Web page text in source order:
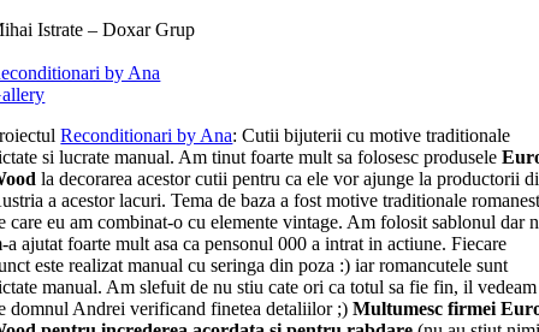
Istrate – Doxar Grup
by Ana
Reconditionari by Ana: Cutii bijuterii cu motive traditionale
si lucrate manual. Am tinut foarte mult sa folosesc produsele
la decorarea acestor cutii pentru ca ele vor ajunge la productorii
a acestor lacuri. Tema de baza a fost motive traditionale
care eu am combinat-o cu elemente vintage. Am folosit sablonul dar
a ajutat foarte mult asa ca pensonul 000 a intrat in actiune. Fiecare
este realizat manual cu seringa din poza :) iar romancutele sunt
manual. Am slefuit de nu stiu cate ori ca totul sa fie fin, il vedeam
domnul Andrei verificand finetea detaliilor ;)Multumesc firmei